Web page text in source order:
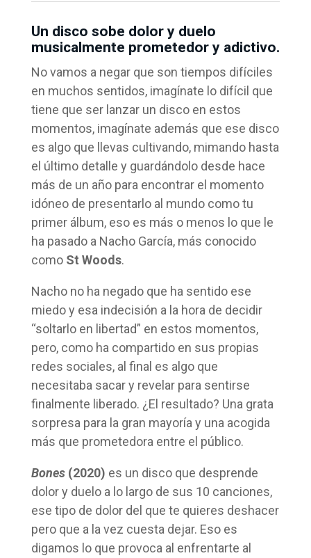
Un disco sobe dolor y duelo
musicalmente prometedor y adictivo.
No vamos a negar que son tiempos difíciles
en muchos sentidos, imagínate lo difícil que
tiene que ser lanzar un disco en estos
momentos, imagínate además que ese disco
es algo que llevas cultivando, mimando hasta
el último detalle y guardándolo desde hace
más de un año para encontrar el momento
idóneo de presentarlo al mundo como tu
primer álbum, eso es más o menos lo que le
ha pasado a Nacho García, más conocido
como St Woods.
Nacho no ha negado que ha sentido ese
miedo y esa indecisión a la hora de decidir
“soltarlo en libertad” en estos momentos,
pero, como ha compartido en sus propias
redes sociales, al final es algo que
necesitaba sacar y revelar para sentirse
finalmente liberado. ¿El resultado? Una grata
sorpresa para la gran mayoría y una acogida
más que prometedora entre el público.
Bones(2020) es un disco que desprende
dolor y duelo a lo largo de sus 10 canciones,
ese tipo de dolor del que te quieres deshacer
pero que a la vez cuesta dejar. Eso es
digamos lo que provoca al enfrentarte al